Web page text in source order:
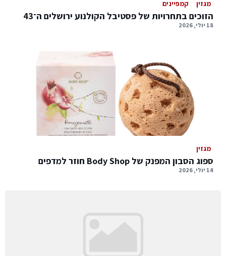
מגזין קמפיינים
הזוכים בתחרויות של פסטיבל הקולנוע ירושלים ה־43
18 יולי, 2026
מגזין
ספוג הסבון המפנק של Body Shop חוזר למדפים
14 יולי, 2026